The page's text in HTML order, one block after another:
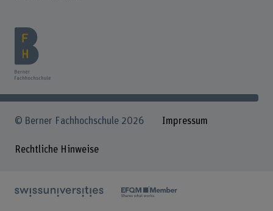
© Berner Fachhochschule 2026 Impressum
Rechtliche Hinweise